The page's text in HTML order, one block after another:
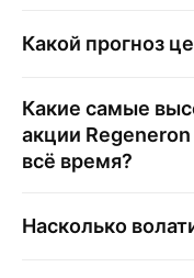
Какой прогноз
Какие самые
акции
всё время?
Насколько